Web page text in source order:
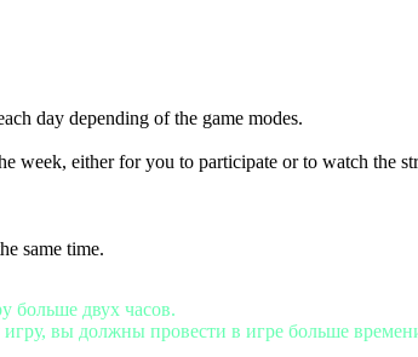
day depending of the game modes.
either for you to participate or to watch the
same time.
больше двух часов.
игру, вы должны провести в игре больше